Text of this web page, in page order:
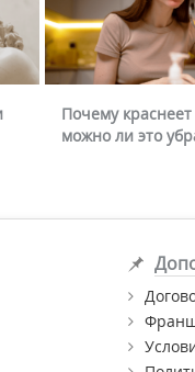
Почему
можно ли это